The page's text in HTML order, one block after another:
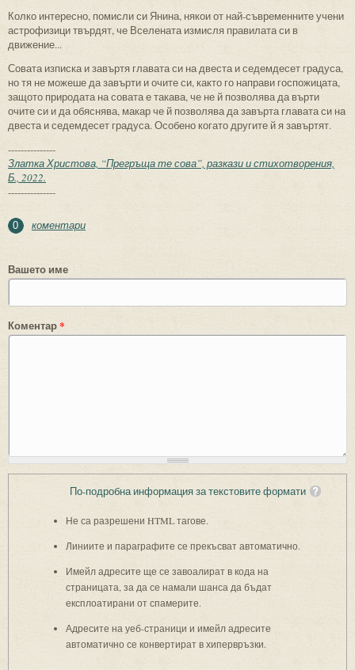
Колко интересно, помисли си Янина, някои от най-съвременните учени
астрофизици твърдят, че Вселената измисля правилата си в
движение...
Совата изписка и завъртя главата си на двеста и седемдесет градуса,
но тя не можеше да завърти и очите си, както го направи госпожицата,
защото природата на совата е такава, че не й позволява да върти
очите си и да обяснява, макар че й позволява да завърта главата си на
двеста и седемдесет градуса. Особено когато другите й я завъртят.
---------------
Златка Христова, “Прегръща те сова”, разкази и стихотворения,
Б., 2022.
---------------
0 коментари
Вашето име
Коментар*
По-подробна информация за текстовите формати
Не са разрешени HTML тагове.
Линиите и параграфите се прекъсват автоматично.
Имейл адресите ще се завоалират в кода на
страницата, за да се намали шанса да бъдат
експлоатирани от спамерите.
Адресите на уеб-страници и имейл адресите
автоматично се конвертират в хипервръзки.